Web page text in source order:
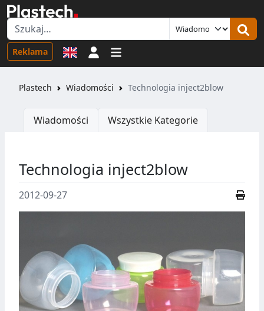
Reklama Logowanie
Plastech Wiadomości Technologia inject2blow
Wiadomości Wszystkie Kategorie
Technologia inject2blow
2012-09-27